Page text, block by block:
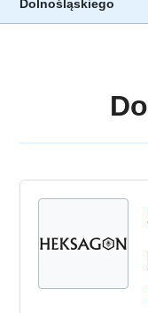
Dolnośląskiego